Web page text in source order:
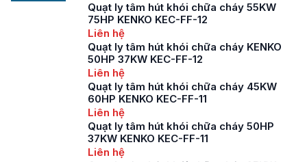
Quạt ly tâm hút khói chữa cháy 55KW
75HP KENKO KEC-FF-12
Liên hệ
Quạt ly tâm hút khói chữa cháy KENKO
50HP 37KW KEC-FF-12
Liên hệ
Quạt ly tâm hút khói chữa cháy 45KW
60HP KENKO KEC-FF-11
Liên hệ
Quạt ly tâm hút khói chữa cháy 50HP
37KW KENKO KEC-FF-11
Liên hệ